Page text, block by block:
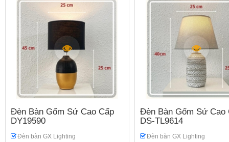
Đèn Bàn Gốm Sứ Cao Cấp
DY19590
Đèn bàn GX Lighting
Đèn Bàn Gốm Sứ Cao
DS-TL9614
Đèn bàn GX Lighting